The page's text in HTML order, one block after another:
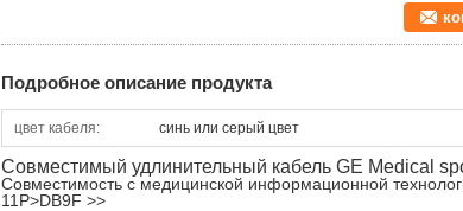
Подробное описание продукта
цвет кабеля: синь или серый цвет
Совместимый удлинительный кабель GE Medical
Совместимость с медицинской информационной
11P>DB9F >>